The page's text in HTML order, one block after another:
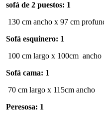
sofá de 2 puestos: 1
130 cm ancho x 97 cm
Sofá esquinero: 1
100 cm largo x 100cm ancho
Sofá cama: 1
70 cm largo x 115cm ancho
Peresosa: 1